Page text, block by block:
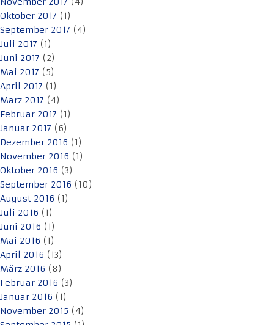
Oktober 2017 (1)
September 2017 (4)
Juli 2017 (1)
Juni 2017 (2)
Mai 2017 (5)
April 2017 (1)
März 2017 (4)
Februar 2017 (1)
Januar 2017 (6)
Dezember 2016 (1)
November 2016 (1)
Oktober 2016 (3)
September 2016 (10)
August 2016 (1)
Juli 2016 (1)
Juni 2016 (1)
Mai 2016 (1)
April 2016 (13)
März 2016 (8)
Februar 2016 (3)
Januar 2016 (1)
November 2015 (4)